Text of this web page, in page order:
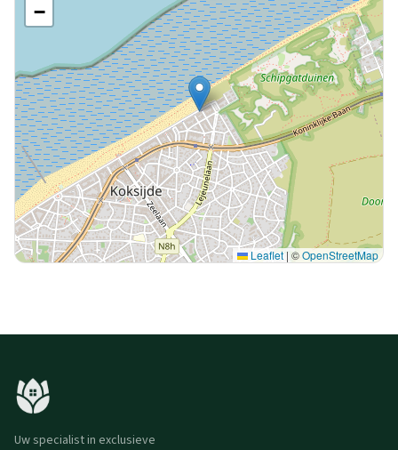
−
Leaflet | ©OpenStreetMap
Uw specialist in exclusieve